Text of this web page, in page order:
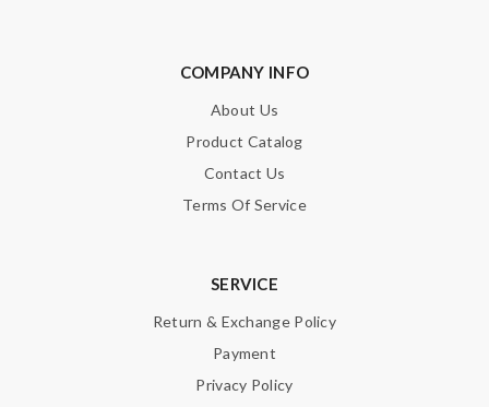
COMPANY INFO
About Us
Product Catalog
Contact Us
Terms Of Service
SERVICE
Return & Exchange Policy
Payment
Privacy Policy